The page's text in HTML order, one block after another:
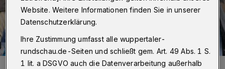
Der ehemalige Oberbürgermeister Andreas Mucke (Mitte, rechts
Website. Weitere Informationen finden Sie in unserer
Datenschutzerklärung.
Ihre Zustimmung umfasst alle wuppertaler-
rundschau.de-Seiten und schließt gem. Art. 49 Abs. 1 S.
1 lit. a DSGVO auch die Datenverarbeitung außerhalb